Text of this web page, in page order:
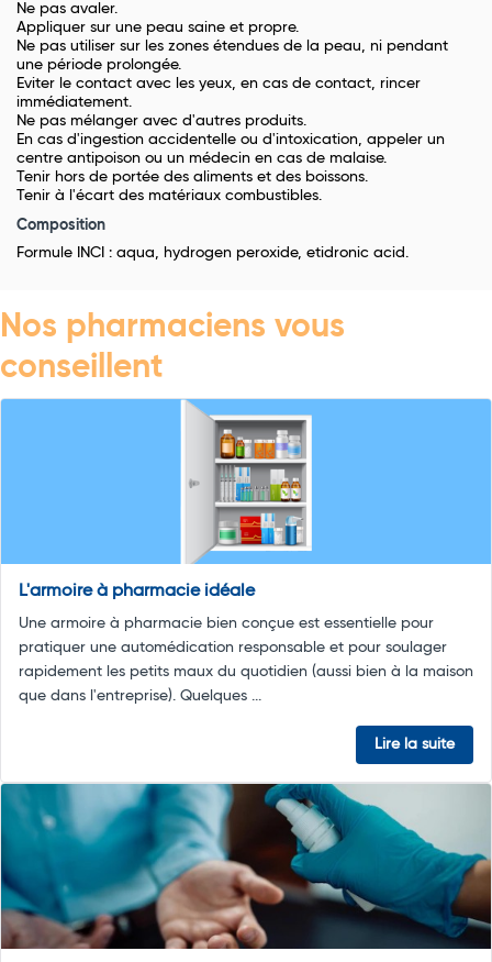
Ne pas avaler.
Appliquer sur une peau saine et propre.
Ne pas utiliser sur les zones étendues de la peau, ni pendant
une période prolongée.
Eviter le contact avec les yeux, en cas de contact, rincer
immédiatement.
Ne pas mélanger avec d'autres produits.
En cas d'ingestion accidentelle ou d'intoxication, appeler un
centre antipoison ou un médecin en cas de malaise.
Tenir hors de portée des aliments et des boissons.
Tenir à l'écart des matériaux combustibles.
Composition
Formule INCI : aqua, hydrogen peroxide, etidronic acid.
Nos pharmaciens vous
conseillent
L'armoire à pharmacie idéale
Une armoire à pharmacie bien conçue est essentielle pour
pratiquer une automédication responsable et pour soulager
rapidement les petits maux du quotidien (aussi bien à la maison
que dans l'entreprise). Quelques ...
Lire la suite